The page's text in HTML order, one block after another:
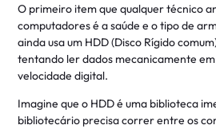
O primeiro item que qualquer técnico
computadores é a saúde e o tipo de
ainda usa um HDD (Disco Rígido
tentando ler dados mecanicamente
velocidade digital.
Imagine que o HDD é uma biblioteca
bibliotecário precisa correr entre os